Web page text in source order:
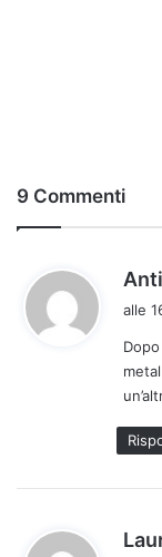
9 Commenti
alle